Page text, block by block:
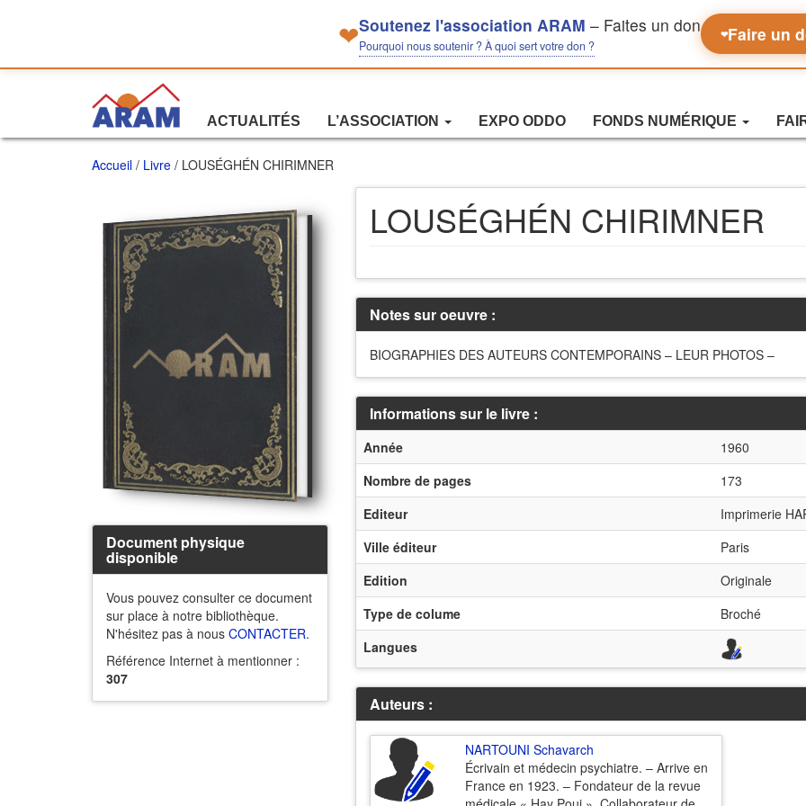
❤Soutenez l'association ARAM – Faites un don
Pourquoi nous soutenir ? À quoi sert votre don ?
❤Faire un
ACTUALITÉS L’ASSOCIATION EXPO ODDO FONDS NUMÉRIQUE
Accueil / Livre / LOUSÉGHÉN CHIRIMNER
Document physique
disponible
Vous pouvez consulter ce document
sur place à notre bibliothèque.
N'hésitez pas à nous CONTACTER.
Référence Internet à mentionner :
307
LOUSÉGHÉN CHIRIMNER
Notes sur oeuvre :
BIOGRAPHIES DES AUTEURS CONTEMPORAINS – LEUR PHOTOS –
Informations sur le livre :
Année
1960
Nombre de pages
173
Editeur
Imprimerie
Ville éditeur
Paris
Edition
Originale
Type de colume
Broché
Langues
Auteurs :
NARTOUNI Schavarch
Écrivain et médecin psychiatre. – Arrive en
France en 1923. – Fondateur de la revue